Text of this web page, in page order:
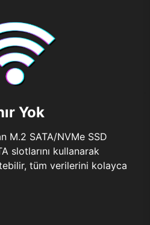
Yok
M.2 SATA/NVMe SSD
slotlarını kullanarak
tüm verilerini kolayca